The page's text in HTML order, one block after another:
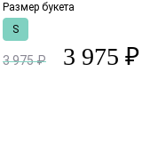
Размер букета
S
3 975 ₽ 3 975 ₽